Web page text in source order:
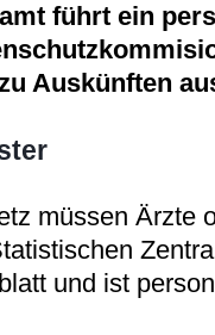
führt ein
Auskünften
müssen Ärzte
und ist